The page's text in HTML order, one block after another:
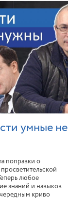
умные не
поправки о
любое
знаний и навыков
криво